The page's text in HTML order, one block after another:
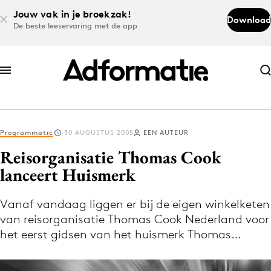
Jouw vak in je broekzak!
De beste leeservaring met de app
Download
Abonneer nu
Abonneer nu
Log in
Volg het laatste nieuws via de Adformatie
Nieuws app
Programmatic 30 AUGUSTUS 2005 EEN AUTEUR
Reisorganisatie Thomas Cook
lanceert Huismerk
Vanaf vandaag liggen er bij de eigen winkelketen
van reisorganisatie Thomas Cook Nederland voor
het eerst gidsen van het huismerk Thomas…